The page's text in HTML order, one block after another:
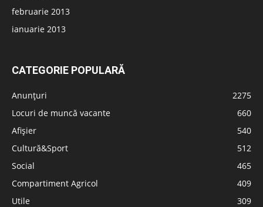
februarie 2013
ianuarie 2013
CATEGORIE POPULARĂ
Anunțuri
2275
Locuri de muncă vacante
660
Afișier
540
Cultură&Sport
512
Social
465
Compartiment Agricol
409
Utile
309